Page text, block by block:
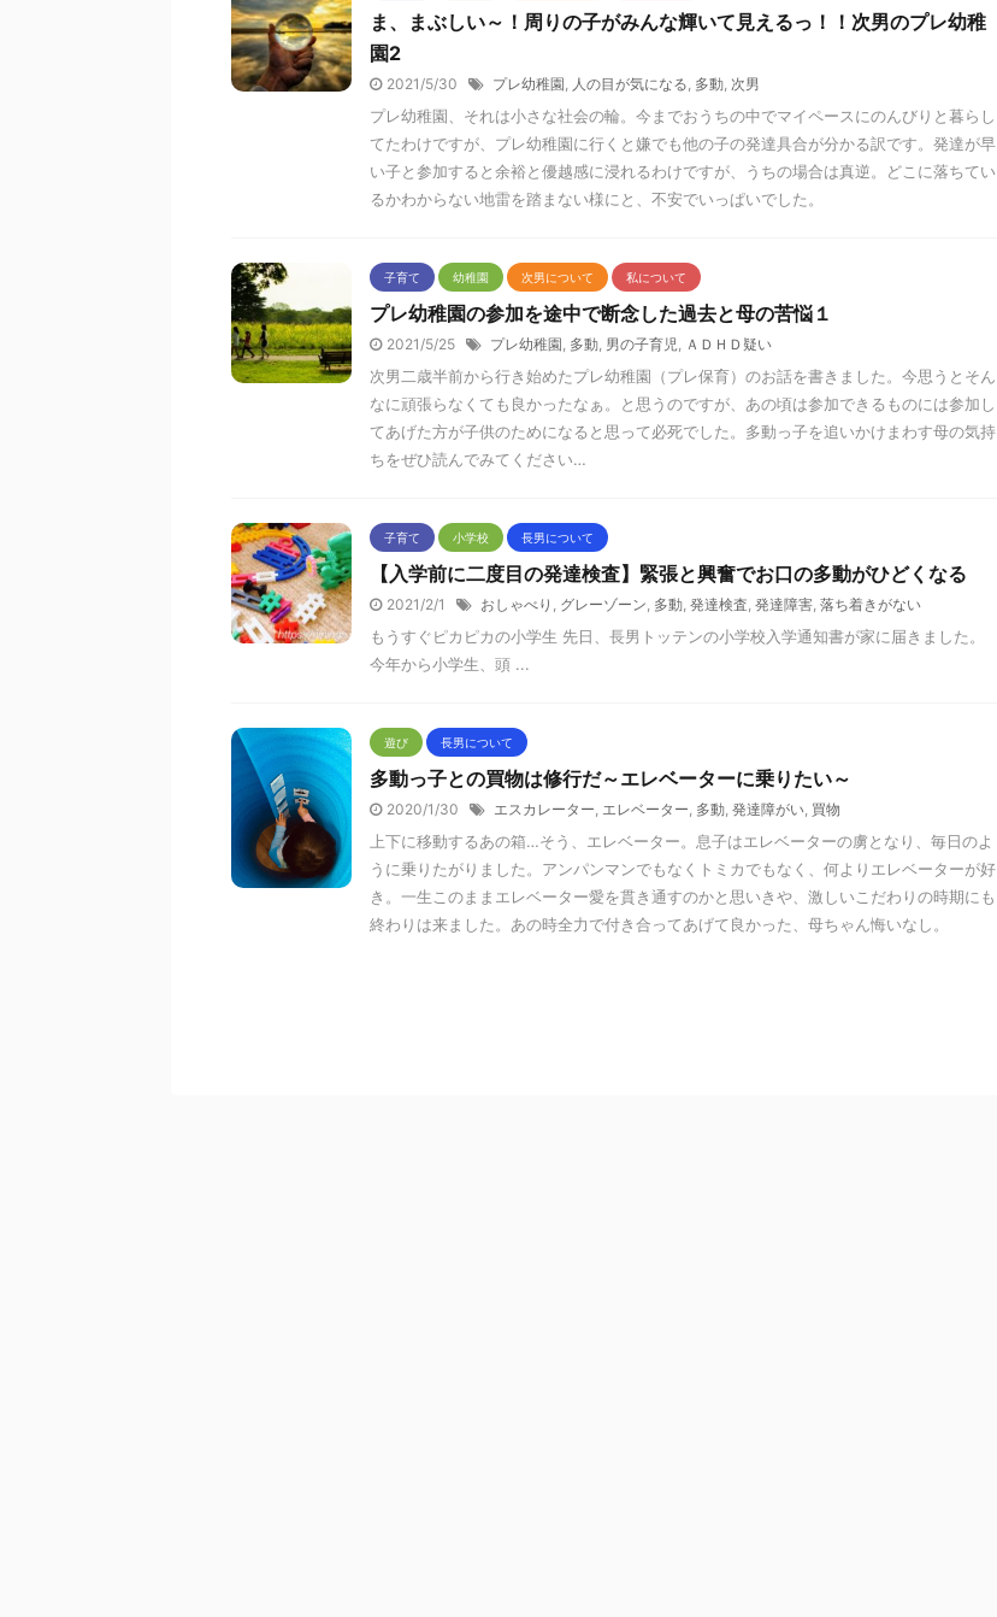
ま、まぶしい～！周りの子がみんな輝いて見えるっ！！次男のプレ幼稚
園2
2021/5/30 プレ幼稚園, 人の目が気になる, 多動, 次男
プレ幼稚園、それは小さな社会の輪。今までおうちの中でマイペースにのんびりと暮らし
てたわけですが、プレ幼稚園に行くと嫌でも他の子の発達具合が分かる訳です。発達が早
い子と参加すると余裕と優越感に浸れるわけですが、うちの場合は真逆。どこに落ちてい
るかわからない地雷を踏まない様にと、不安でいっぱいでした。
子育て 幼稚園 次男について 私について
プレ幼稚園の参加を途中で断念した過去と母の苦悩１
2021/5/25 プレ幼稚園, 多動, 男の子育児, ＡＤＨＤ疑い
次男二歳半前から行き始めたプレ幼稚園（プレ保育）のお話を書きました。今思うとそん
なに頑張らなくても良かったなぁ。と思うのですが、あの頃は参加できるものには参加し
てあげた方が子供のためになると思って必死でした。多動っ子を追いかけまわす母の気持
ちをぜひ読んでみてください…
子育て 小学校 長男について
【入学前に二度目の発達検査】緊張と興奮でお口の多動がひどくなる
2021/2/1 おしゃべり , グレーゾーン, 多動, 発達検査, 発達障害, 落ち着きがない
もうすぐピカピカの小学生 先日、長男トッテンの小学校入学通知書が家に届きました。
今年から小学生、頭 ...
遊び 長男について
多動っ子との買物は修行だ～エレベーターに乗りたい～
2020/1/30 エスカレーター, エレベーター, 多動, 発達障がい, 買物
上下に移動するあの箱…そう、エレベーター。息子はエレベーターの虜となり、毎日のよ
うに乗りたがりました。アンパンマンでもなくトミカでもなく、何よりエレベーターが好
き。一生このままエレベーター愛を貫き通すのかと思いきや、激しいこだわりの時期にも
終わりは来ました。あの時全力で付き合ってあげて良かった、母ちゃん悔いなし。